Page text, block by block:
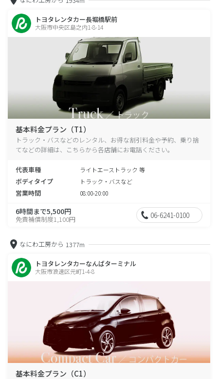
トヨタレンタカー長堀橋駅前
大阪市中央区島之内1-8-14
基本料金プラン（T1）
トラック・バスなどのレンタル、お得な割引料金や予約、乗り捨
てなどの詳細は、こちらから各店舗にお電話ください。
代表車種 ライトエーストラック 等
ボディタイプ トラック・バスなど
営業時間 08:00-20:00
6時間まで5,500円
免責補償制度1,100円 06-6241-0100
なにわ工房から 1377m
トヨタレンタカーなんばターミナル
大阪市浪速区元町1-4-8
基本料金プラン（C1）